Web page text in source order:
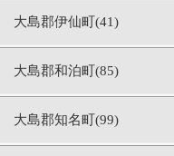
大島郡伊仙町(41)
大島郡和泊町(85)
大島郡知名町(99)